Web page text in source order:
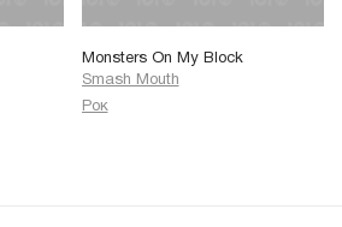
Monsters On My Block
Smash Mouth
Рок